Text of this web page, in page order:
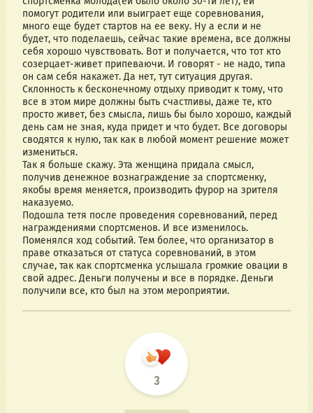
помогут родители или выиграет еще соревнования,
много еще будет стартов на ее веку. Ну а если и не
будет, что поделаешь, сейчас такие времена, все должны
себя хорошо чувствовать. Вот и получается, что тот кто
созерцает-живет припеваючи. И говорят - не надо, типа
он сам себя накажет. Да нет, тут ситуация другая.
Склонность к бесконечному отдыху приводит к тому, что
все в этом мире должны быть счастливы, даже те, кто
просто живет, без смысла, лишь бы было хорошо, каждый
день сам не зная, куда придет и что будет. Все договоры
сводятся к нулю, так как в любой момент решение может
измениться.
Так я больше скажу. Эта женщина придала смысл,
получив денежное вознаграждение за спортсменку,
якобы время меняется, производить фурор на зрителя
наказуемо.
Подошла тетя после проведения соревнований, перед
награждениями спортсменов. И все изменилось.
Поменялся ход событий. Тем более, что организатор в
праве отказаться от статуса соревнований, в этом
случае, так как спортсменка услышала громкие овации в
свой адрес. Деньги получены и все в порядке. Деньги
получили все, кто был на этом мероприятии.
3